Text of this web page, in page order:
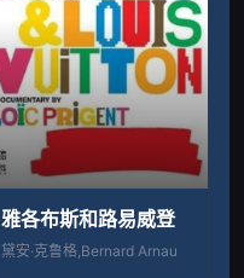
雅各布斯和路易威登
黛安·克鲁格,Bernard Arnau